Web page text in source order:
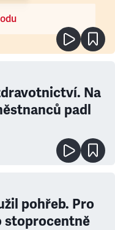
Na
padl
pohřeb. Pro
stoprocentně